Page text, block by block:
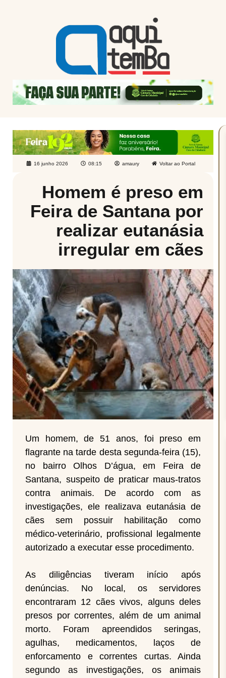
16 junho 2026 08:15 amaury Voltar ao Portal
Homem é preso em
Feira de Santana por
realizar eutanásia
irregular em cães
Um homem, de 51 anos, foi preso em
flagrante na tarde desta segunda-feira (15),
no bairro Olhos D’água, em Feira de
Santana, suspeito de praticar maus-tratos
contra animais. De acordo com as
investigações, ele realizava eutanásia de
cães sem possuir habilitação como
médico-veterinário, profissional legalmente
autorizado a executar esse procedimento.
As diligências tiveram início após
denúncias. No local, os servidores
encontraram 12 cães vivos, alguns deles
presos por correntes, além de um animal
morto. Foram apreendidos seringas,
agulhas, medicamentos, laços de
enforcamento e correntes curtas. Ainda
segundo as investigações, os animais